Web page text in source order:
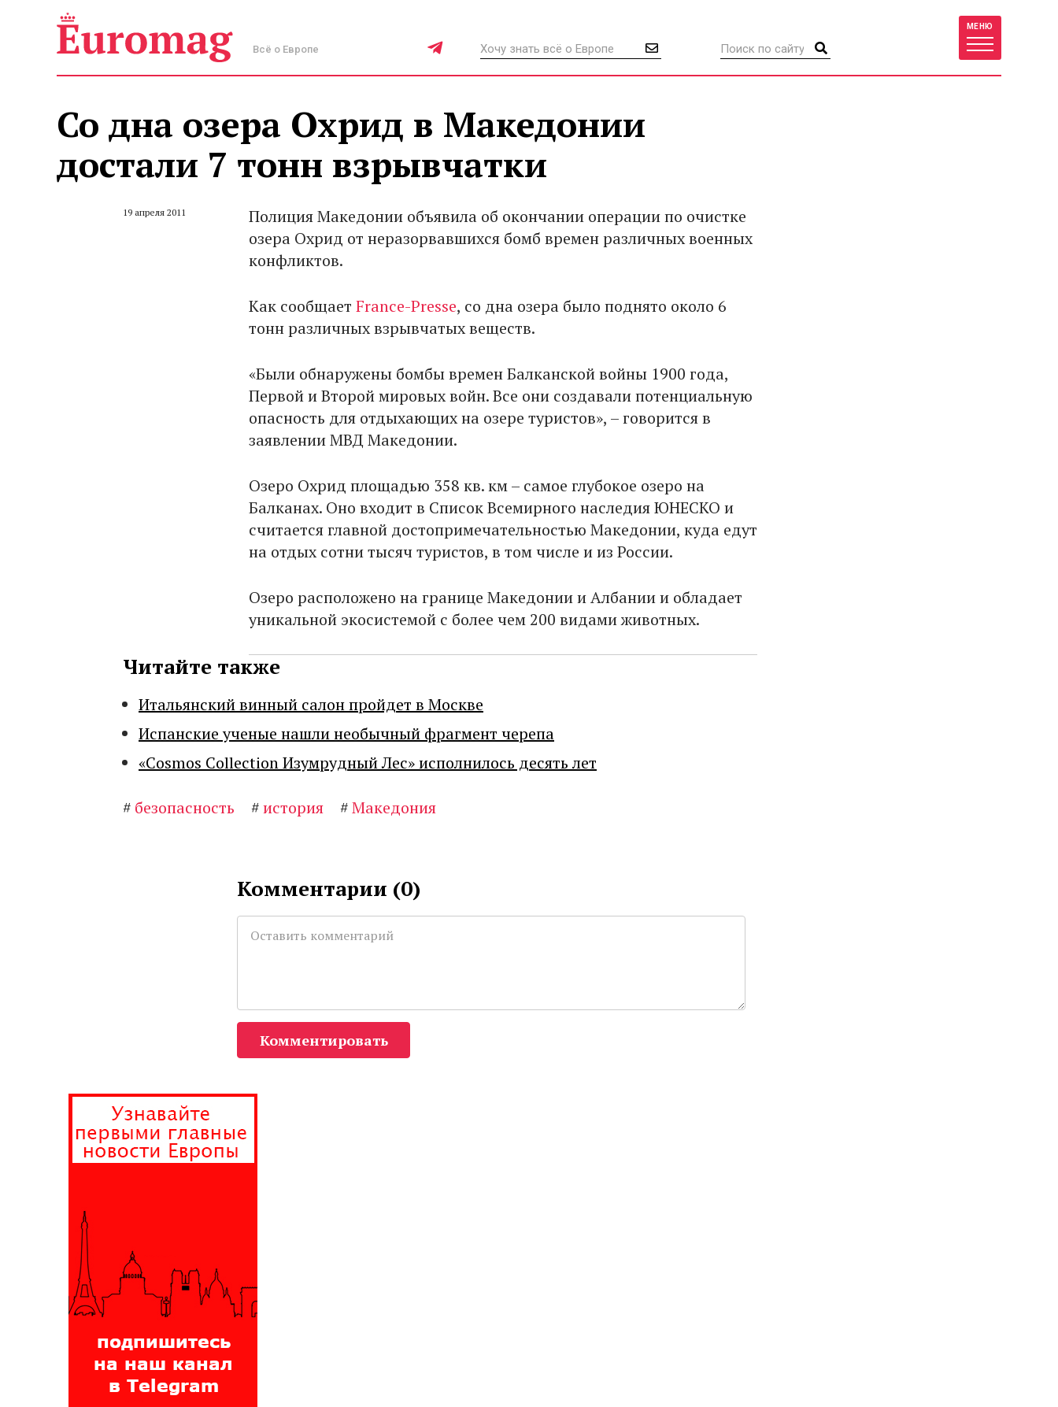
Всё о Европе
МЕНЮ
Со дна озера Охрид в Македонии
достали 7 тонн взрывчатки
19 апреля 2011
Полиция Македонии объявила об окончании операции по очистке
озера Охрид от неразорвавшихся бомб времен различных военных
конфликтов.
Как сообщает France-Presse, со дна озера было поднято около 6
тонн различных взрывчатых веществ.
«Были обнаружены бомбы времен Балканской войны 1900 года,
Первой и Второй мировых войн. Все они создавали потенциальную
опасность для отдыхающих на озере туристов», – говорится в
заявлении МВД Македонии.
Озеро Охрид площадью 358 кв. км – самое глубокое озеро на
Балканах. Оно входит в Список Всемирного наследия ЮНЕСКО и
считается главной достопримечательностью Македонии, куда едут
на отдых сотни тысяч туристов, в том числе и из России.
Озеро расположено на границе Македонии и Албании и обладает
уникальной экосистемой с более чем 200 видами животных.
Читайте также
Итальянский винный салон пройдет в Москве
Испанские ученые нашли необычный фрагмент черепа
«Cosmos Collection Изумрудный Лес» исполнилось десять лет
# безопасность #история #Македония
Комментарии (0)
Комментировать